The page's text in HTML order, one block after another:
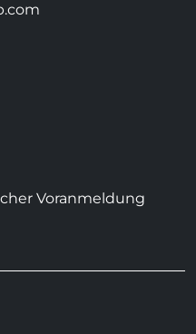
com
Voranmeldung